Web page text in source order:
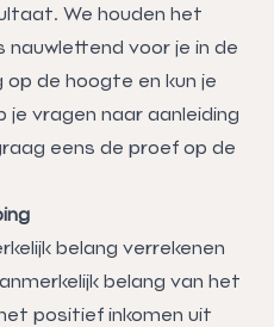
We houden het
nauwlettend voor je in de
de hoogte en kun je
vragen naar aanleiding
eens de proef op de
belang verrekenen
belang van het
positief inkomen uit